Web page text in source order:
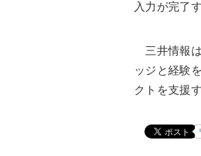
入力が完了
三井情報は
ッジと経験
クトを支援す